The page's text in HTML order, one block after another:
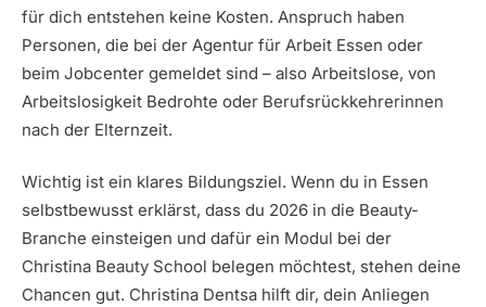
für dich entstehen keine Kosten. Anspruch haben
Personen, die bei der Agentur für Arbeit Essen oder
beim Jobcenter gemeldet sind – also Arbeitslose, von
Arbeitslosigkeit Bedrohte oder Berufsrückkehrerinnen
nach der Elternzeit.
Wichtig ist ein klares Bildungsziel. Wenn du in Essen
selbstbewusst erklärst, dass du 2026 in die Beauty-
Branche einsteigen und dafür ein Modul bei der
Christina Beauty School belegen möchtest, stehen deine
Chancen gut. Christina Dentsa hilft dir, dein Anliegen